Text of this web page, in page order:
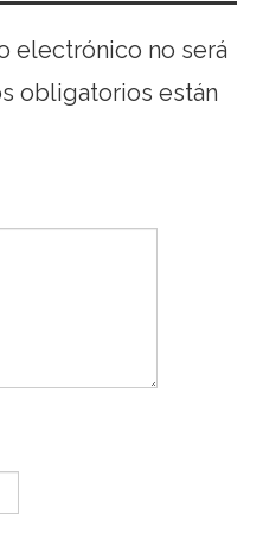
electrónico no será
obligatorios están